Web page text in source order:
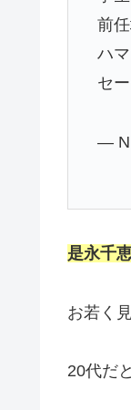
前
ハ
セ
—
是永千
お若く
20代だ